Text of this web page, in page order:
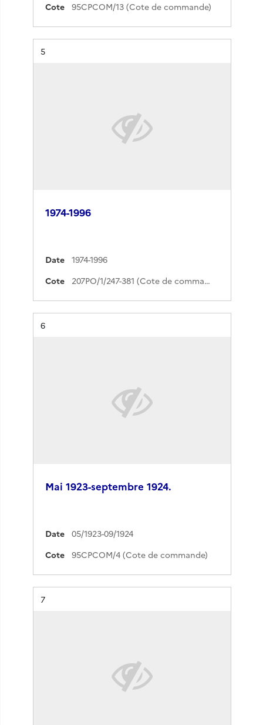
Cote
95CPCOM/13 (Cote de commande)
Résultat n°
5
1974-1996
Date
1974-1996
Cote
207PO/1/247-381 (Cote de commande)
Résultat n°
6
Mai 1923-septembre 1924.
Date
05/1923-09/1924
Cote
95CPCOM/4 (Cote de commande)
Résultat n°
7